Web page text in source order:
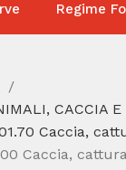
Regime
CACCIA E
Caccia,
Caccia,